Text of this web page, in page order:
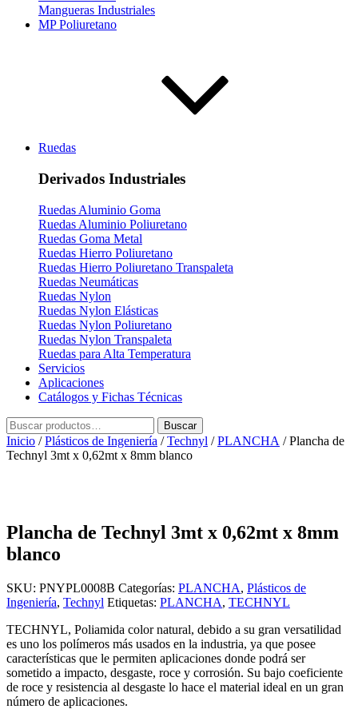
Mangueras Industriales
MP Poliuretano
Ruedas
Derivados Industriales
Ruedas Aluminio Goma
Ruedas Aluminio Poliuretano
Ruedas Goma Metal
Ruedas Hierro Poliuretano
Ruedas Hierro Poliuretano Transpaleta
Ruedas Neumáticas
Ruedas Nylon
Ruedas Nylon Elásticas
Ruedas Nylon Poliuretano
Ruedas Nylon Transpaleta
Ruedas para Alta Temperatura
Servicios
Aplicaciones
Catálogos y Fichas Técnicas
Buscar
por:
Buscar
Inicio /Plásticos de Ingeniería /Technyl /PLANCHA / Plancha de
Technyl 3mt x 0,62mt x 8mm blanco
Plancha de Technyl 3mt x 0,62mt x 8mm
blanco
SKU: PNYPL0008B Categorías: PLANCHA, Plásticos de
Ingeniería, Technyl Etiquetas: PLANCHA, TECHNYL
TECHNYL, Poliamida color natural, debido a su gran versatilidad
es uno los polímeros más usados en la industria, ya que posee
características que le permiten aplicaciones donde podrá ser
sometido a impacto, desgaste, roce y corrosión. Su bajo coeficiente
de roce y resistencia al desgaste lo hace el material ideal en un gran
número de aplicaciones.